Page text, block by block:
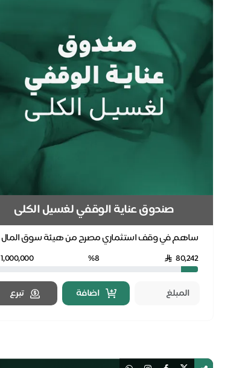
صندوق عناية الوقفي لغسيل الكلى
ساهم في وقف استثماري مصرح من هيئة سوق المال
وهيئة الأوقاف.. مليون مستفيد أنقذتم حياتهم
بالإحسان.. تب...
80,242
%8
1,000,000
اضافة تبرع